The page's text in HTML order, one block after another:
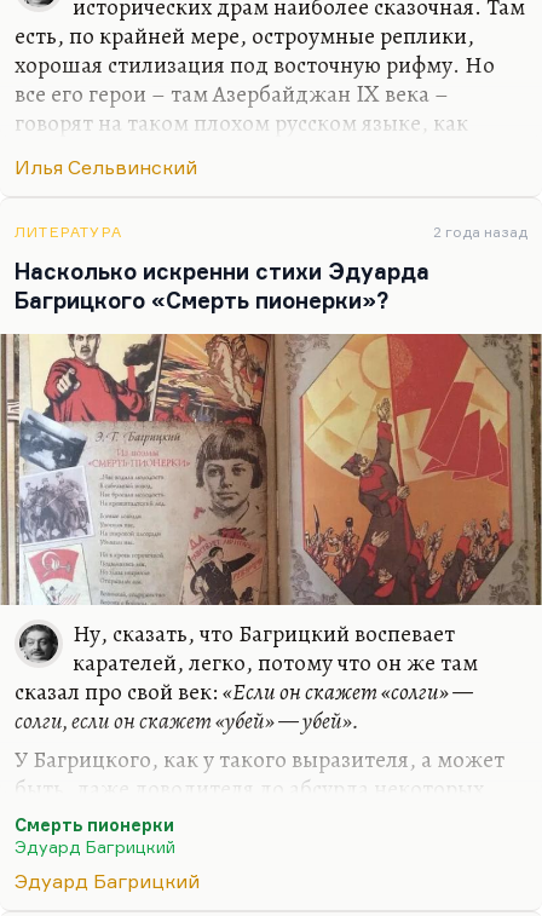
исторических драм наиболее сказочная. Там
есть, по крайней мере, остроумные реплики,
хорошая стилизация под восточную рифму. Но
все его герои – там Азербайджан IX века –
говорят на таком плохом русском языке, как
гастарбайтеры. Но, по большому счету,
ужасно. Полный провал. И «Рыцарь Иоанн», и
вообще вся эта так называемая «Историческая
трилогия» – цикл исторических трагедий
«Россия», и «Командарм 2» (сатирическая пьеса в
стихах), и сатирическая пьеса «Пао-Пао».
Кстати, «Пао-Пао» – у меня был такой курс
лекций о превращении животного в человека. И
там как раз говорящая…
Илья Сельвинский
ЛИТЕРАТУРА 2 года назад
Насколько искренни стихи Эдуарда
Багрицкого «Смерть пионерки»?
Ну, сказать, что Багрицкий воспевает
карателей, легко, потому что он же там
сказал про свой век:«Если он скажет «солги» —
солги, если он скажет «убей» — убей».
У Багрицкого, как у такого выразителя, а может
быть, даже доводителя до абсурда некоторых
отвратительных тенденций, есть право поэта эти
тенденции выражать. У него действительно были
моменты (например, в поэме «Февраль»), когда он
Смерть пионерки
Эдуард Багрицкий
Эдуард Багрицкий